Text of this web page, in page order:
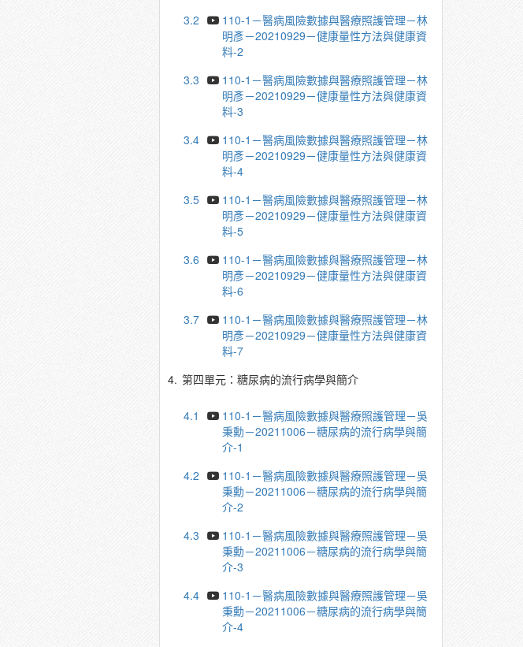
3.2
110-1－醫病風險數據與醫療照護管理－林
明彥－20210929－健康量性方法與健康資
料-2
3.3
110-1－醫病風險數據與醫療照護管理－林
明彥－20210929－健康量性方法與健康資
料-3
3.4
110-1－醫病風險數據與醫療照護管理－林
明彥－20210929－健康量性方法與健康資
料-4
3.5
110-1－醫病風險數據與醫療照護管理－林
明彥－20210929－健康量性方法與健康資
料-5
3.6
110-1－醫病風險數據與醫療照護管理－林
明彥－20210929－健康量性方法與健康資
料-6
3.7
110-1－醫病風險數據與醫療照護管理－林
明彥－20210929－健康量性方法與健康資
料-7
4. 第四單元：糖尿病的流行病學與簡介
4.1
110-1－醫病風險數據與醫療照護管理－吳
秉勳－20211006－糖尿病的流行病學與簡
介-1
4.2
110-1－醫病風險數據與醫療照護管理－吳
秉勳－20211006－糖尿病的流行病學與簡
介-2
4.3
110-1－醫病風險數據與醫療照護管理－吳
秉勳－20211006－糖尿病的流行病學與簡
介-3
4.4
110-1－醫病風險數據與醫療照護管理－吳
秉勳－20211006－糖尿病的流行病學與簡
介-4